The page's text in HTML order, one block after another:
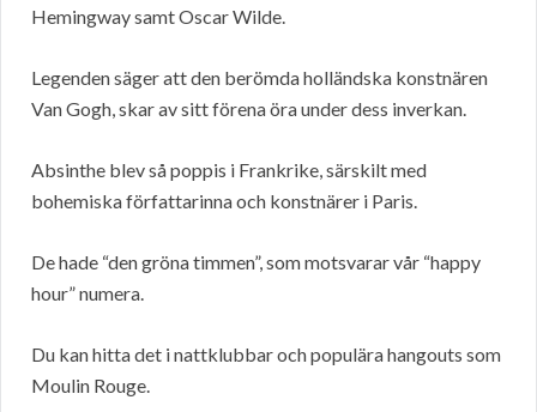
Hemingway samt Oscar Wilde.
Legenden säger att den berömda holländska konstnären
Van Gogh, skar av sitt förena öra under dess inverkan.
Absinthe blev så poppis i Frankrike, särskilt med
bohemiska författarinna och konstnärer i Paris.
De hade “den gröna timmen”, som motsvarar vår “happy
hour” numera.
Du kan hitta det i nattklubbar och populära hangouts som
Moulin Rouge.